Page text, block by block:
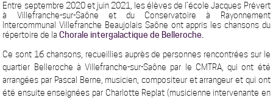
Entre septembre 2020 et juin 2021, les élèves de l’école Jacques Prévert
à Villefranche-sur-Saône et du Conservatoire à Rayonnement
Intercommunal Villefranche Beaujolais Saône ont appris les chansons du
répertoire de la Chorale intergalactique de Belleroche.
Ce sont 16 chansons, recueillies auprès de personnes rencontrées sur le
quartier Belleroche à Villefranche-sur-Saône par le CMTRA, qui ont été
arrangées par Pascal Berne, musicien, compositeur et arrangeur et qui ont
été ensuite enseignées par Charlotte Replat (musicienne intervenante en